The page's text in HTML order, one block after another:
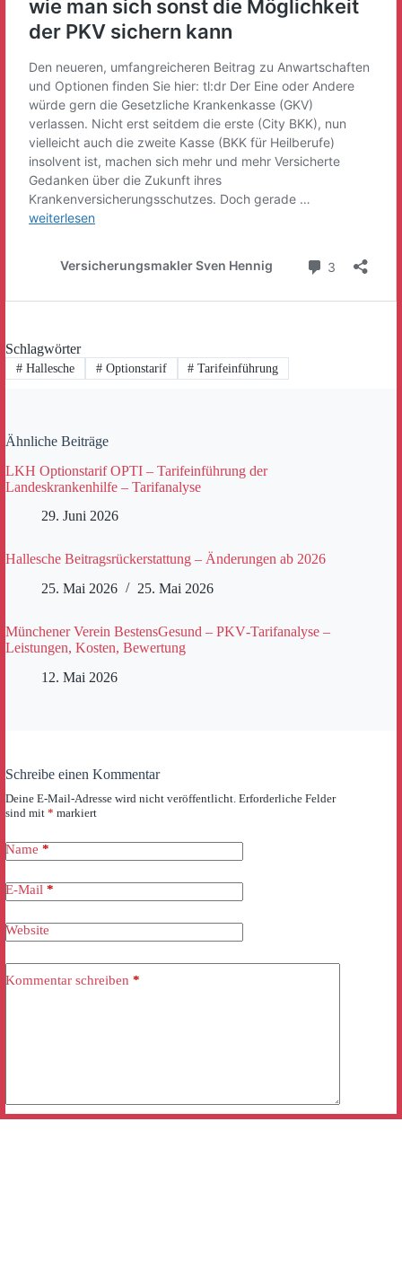
Schlagwörter
#Hallesche #Optionstarif # Tarifeinführung
Ähnliche Beiträge
LKH Optionstarif OPTI – Tarifeinführung der
Landeskrankenhilfe – Tarifanalyse
29. Juni 2026
Hallesche Beitragsrückerstattung – Änderungen ab 2026
25. Mai 2026
25. Mai 2026
Münchener Verein BestensGesund – PKV‑Tarifanalyse –
Leistungen, Kosten, Bewertung
12. Mai 2026
Schreibe einen Kommentar
Deine E-Mail-Adresse wird nicht veröffentlicht. Erforderliche Felder
sind mit * markiert
Name *
E-Mail *
Website
Kommentar schreiben *